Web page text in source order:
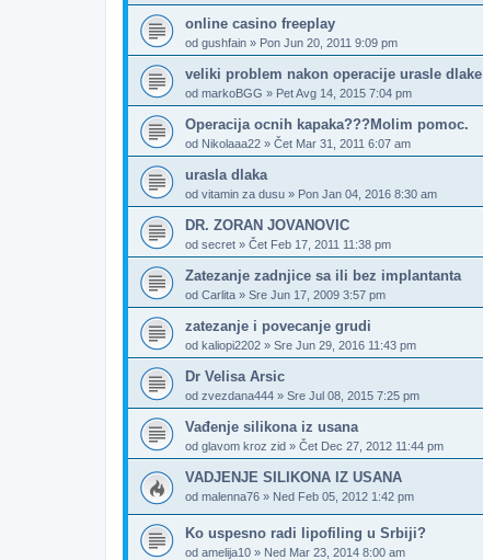
online casino freeplay
od gushfain » Pon Jun 20, 2011 9:09 pm
veliki problem nakon operacije urasle dlake
od markoBGG » Pet Avg 14, 2015 7:04 pm
Operacija ocnih kapaka???Molim pomoc.
od Nikolaaa22 » Čet Mar 31, 2011 6:07 am
urasla dlaka
od vitamin za dusu » Pon Jan 04, 2016 8:30 am
DR. ZORAN JOVANOVIC
od secret » Čet Feb 17, 2011 11:38 pm
Zatezanje zadnjice sa ili bez implantanta
od Carlita » Sre Jun 17, 2009 3:57 pm
zatezanje i povecanje grudi
od kaliopi2202 » Sre Jun 29, 2016 11:43 pm
Dr Velisa Arsic
od zvezdana444 » Sre Jul 08, 2015 7:25 pm
Vađenje silikona iz usana
od glavom kroz zid » Čet Dec 27, 2012 11:44 pm
VADJENJE SILIKONA IZ USANA
od malenna76 » Ned Feb 05, 2012 1:42 pm
Ko uspesno radi lipofiling u Srbiji?
od amelija10 » Ned Mar 23, 2014 8:00 am